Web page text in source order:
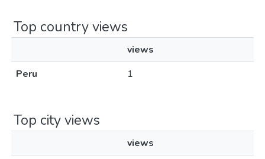
Top country views
views
Peru
1
Top city views
views